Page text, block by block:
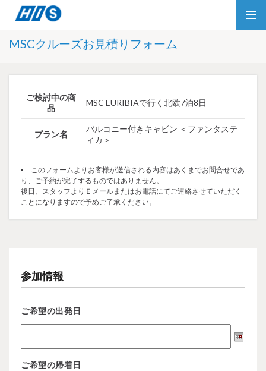
MSCクルーズお見積りフォーム
ご検討中の商
品
MSC EURIBIAで行く北欧7泊8日
プラン名
バルコニー付きキャビン ＜ファンタステ
ィカ＞
このフォームよりお客様が送信される内容はあくまでお問合せであ
り、ご予約が完了するものではありません。
後日、スタッフよりＥメールまたはお電話にてご連絡させていただく
ことになりますので予めご了承ください。
参加情報
ご希望の出発日
ご希望の帰着日